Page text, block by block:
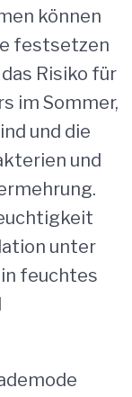
können
festsetzen
Risiko für
im Sommer,
und die
und
unter
feuchtes